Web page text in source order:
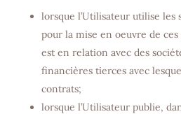
lorsque l’Utilisateur utilise les
pour la mise en oeuvre de
est en relation avec des
financières tierces avec
contrats;
lorsque l’Utilisateur publie,